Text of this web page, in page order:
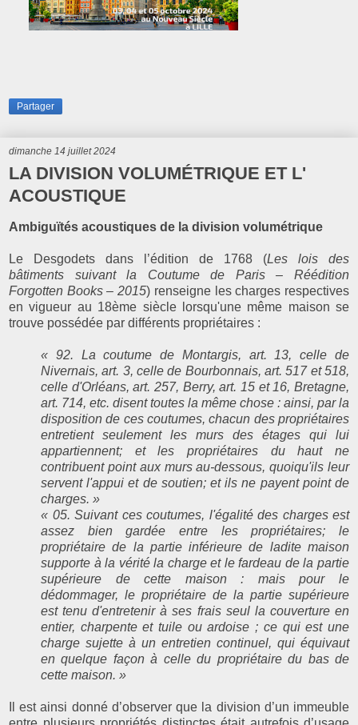
Partager
dimanche 14 juillet 2024
LA DIVISION VOLUMÉTRIQUE ET L'
ACOUSTIQUE
Ambiguïtés acoustiques de la division volumétrique
Le Desgodets dans l’édition de 1768 (Les lois des
bâtiments suivant la Coutume de Paris – Réédition
Forgotten Books – 2015) renseigne les charges respectives
en vigueur au 18ème siècle lorsqu'une même maison se
trouve possédée par différents propriétaires :
« 92. La coutume de Montargis, art. 13, celle de
Nivernais, art. 3, celle de Bourbonnais, art. 517 et 518,
celle d'Orléans, art. 257, Berry, art. 15 et 16, Bretagne,
art. 714, etc. disent toutes la même chose : ainsi, par la
disposition de ces coutumes, chacun des propriétaires
entretient seulement les murs des étages qui lui
appartiennent; et les propriétaires du haut ne
contribuent point aux murs au-dessous, quoiqu'ils leur
servent l'appui et de soutien; et ils ne payent point de
charges. »
« 05. Suivant ces coutumes, l'égalité des charges est
assez bien gardée entre les propriétaires; le
propriétaire de la partie inférieure de ladite maison
supporte à la vérité la charge et le fardeau de la partie
supérieure de cette maison : mais pour le
dédommager, le propriétaire de la partie supérieure
est tenu d'entretenir à ses frais seul la couverture en
entier, charpente et tuile ou ardoise ; ce qui est une
charge sujette à un entretien continuel, qui équivaut
en quelque façon à celle du propriétaire du bas de
cette maison. »
Il est ainsi donné d’observer que la division d’un immeuble